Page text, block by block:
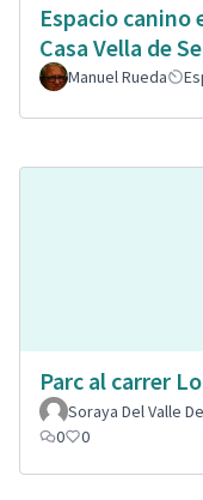
Espacio canino
Casa Vella de
Manuel Rueda
Parc al carrer
Soraya Del Valle
0
0